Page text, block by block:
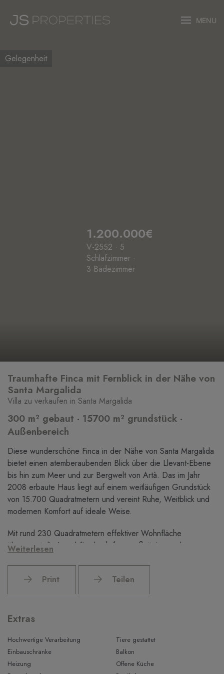
MENU
Gelegenheit
1.200.000€
V-2552 · 5
Schlafzimmer ·
3 Badezimmer
Traumhafte Finca mit Fernblick in der Nähe von
Santa Margalida
Villa zu verkaufen in Santa Margalida
300 m² gebaut · 15700 m² grundstück ·
Außenbereich
Diese wunderschöne Finca in der Nähe von Santa Margalida
bietet einen atemberaubenden Blick über die Llevant-Ebene
bis hin zum Meer und zur Bergwelt von Artà. Das im Jahr
2008 erbaute Haus liegt auf einem weitläufigen Grundstück
von 15.700 Quadratmetern und vereint Ruhe, Weitblick und
modernen Komfort auf ideale Weise.
Mit rund 230 Quadratmetern effektiver Wohnfläche
überzeugt die Immobilie durch ihre großzügige und
Küchenbereich mit etwa 85 Quadratmetern schafft ein helles,
einladendes Ambiente und bildet das Herzstück des Hauses.
Von der großen, überdachten Terrasse mit rund 70
über die sanfte Landschaft der Llevant-Ebene – ein Ort, an
genießen kann.
Die Finca verfügt über fünf Schlafzimmer, drei vollständig
Weiterlesen
Print Teilen
Extras
Hochwertige Verarbeitung
Tiere gestattet
Einbauschränke
Balkon
Heizung
Offene Küche